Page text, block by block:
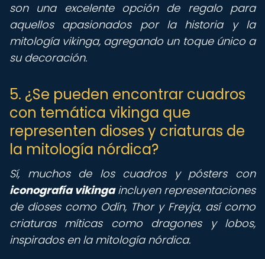
son una excelente opción de regalo para
aquellos apasionados por la historia y la
mitología vikinga, agregando un toque único a
su decoración.
5. ¿Se pueden encontrar cuadros
con temática vikinga que
representen dioses y criaturas de
la mitología nórdica?
Sí, muchos de los cuadros y pósters con
iconografía vikingaincluyen representaciones
de dioses como Odín, Thor y Freyja, así como
criaturas míticas como dragones y lobos,
inspirados en la mitología nórdica.